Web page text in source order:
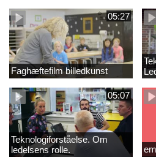
05:27
Faghæftefilm billedkunst
05:07
Teknologiforståelse. Om
ledelsens rolle.
Sofiendalskolen